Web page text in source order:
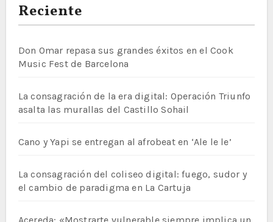
Reciente
Don Omar repasa sus grandes éxitos en el Cook
Music Fest de Barcelona
La consagración de la era digital: Operación Triunfo
asalta las murallas del Castillo Sohail
Cano y Yapi se entregan al afrobeat en ‘Ale le le’
La consagración del coliseo digital: fuego, sudor y
el cambio de paradigma en La Cartuja
Acereda: «Mostrarte vulnerable siempre implica un